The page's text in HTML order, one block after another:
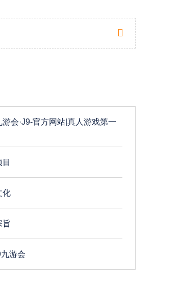
游会·J9-官方网站|真人游戏第一
化
旨
游会